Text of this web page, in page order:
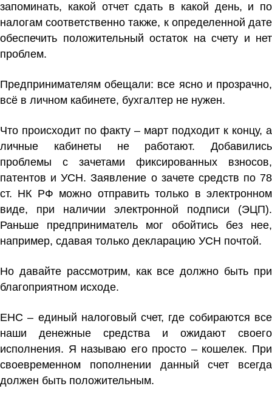
запоминать, какой отчет сдать в какой день, и по
налогам соответственно также, к определенной дате
обеспечить положительный остаток на счету и нет
проблем.
Предпринимателям обещали: все ясно и прозрачно,
всё в личном кабинете, бухгалтер не нужен.
Что происходит по факту – март подходит к концу, а
личные кабинеты не работают. Добавились
проблемы с зачетами фиксированных взносов,
патентов и УСН. Заявление о зачете средств по 78
ст. НК РФ можно отправить только в электронном
виде, при наличии электронной подписи (ЭЦП).
Раньше предприниматель мог обойтись без нее,
например, сдавая только декларацию УСН почтой.
Но давайте рассмотрим, как все должно быть при
благоприятном исходе.
ЕНС – единый налоговый счет, где собираются все
наши денежные средства и ожидают своего
исполнения. Я называю его просто – кошелек. При
своевременном пополнении данный счет всегда
должен быть положительным.